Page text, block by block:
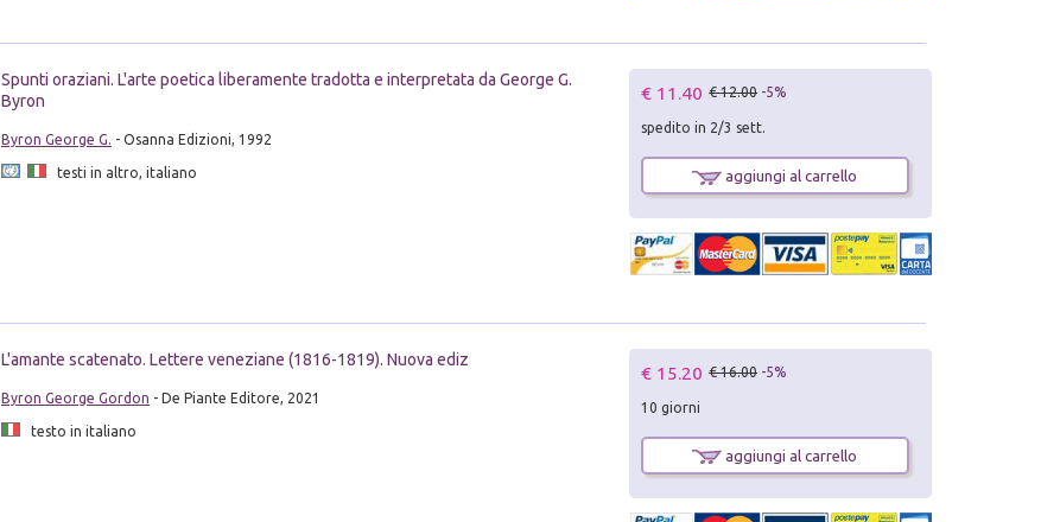
Spunti oraziani. L'arte poetica liberamente tradotta e interpretata da George G.
Byron
Byron George G. - Osanna Edizioni, 1992
testi in altro, italiano
€ 11.40 € 12.00 -5%
spedito in 2/3 sett.
aggiungi al carrello
L'amante scatenato. Lettere veneziane (1816-1819). Nuova ediz
Byron George Gordon - De Piante Editore, 2021
testo in italiano
€ 15.20 € 16.00 -5%
10 giorni
aggiungi al carrello